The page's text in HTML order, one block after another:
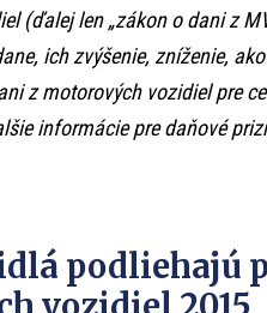
(ďalej len „zákon o dani z
ich zvýšenie, zníženie,
z motorových vozidiel pre
informácie pre daňové
podliehajú